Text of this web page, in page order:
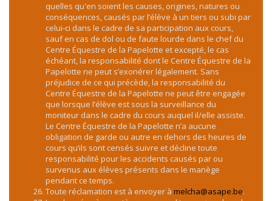
quelles qu'en soient les causes, origines, natures ou
conséquences, causés par l’élève à un tiers ou subi par
celui-ci dans le cadre de sa participation aux cours,
sauf en cas de dol ou de faute lourde dans le chef du
Centre Équestre de la Papelotte et excepté, le cas
échéant, la responsabilité dont le Centre Équestre de la
Papelotte ne peut s’exonérer légalement. Sans
préjudice de ce qui précède, la responsabilité du
Centre Équestre de la Papelotte ne peut être engagée
que lorsque l’élève est sous la surveillance du
moniteur dans le cadre du cours auquel il/elle assiste.
Le Centre Équestre de la Papelotte n’a aucune
obligation de garde ou autre en dehors des heures de
cours qu’ils sont censés suivre et décline toute
responsabilité pour les accidents causés par ou
survenus aux élèves présents dans le manège
pendant ce temps.
Toute réclamation est à envoyer à melcha@asape.be.